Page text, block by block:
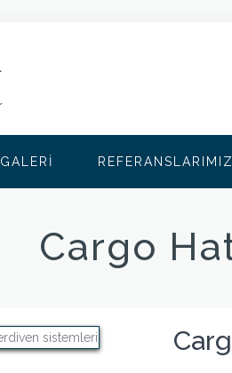
GALERİ REFERANSLARIMIZ
Cargo